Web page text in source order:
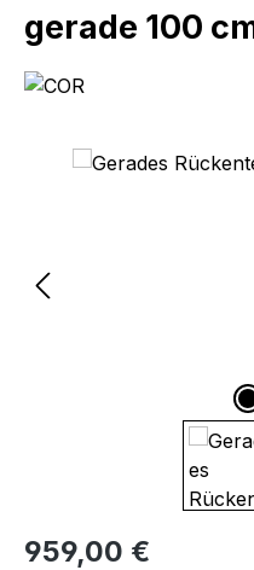
gerade 100
Bildergalerie
Regulärer Preis:
959,00 €